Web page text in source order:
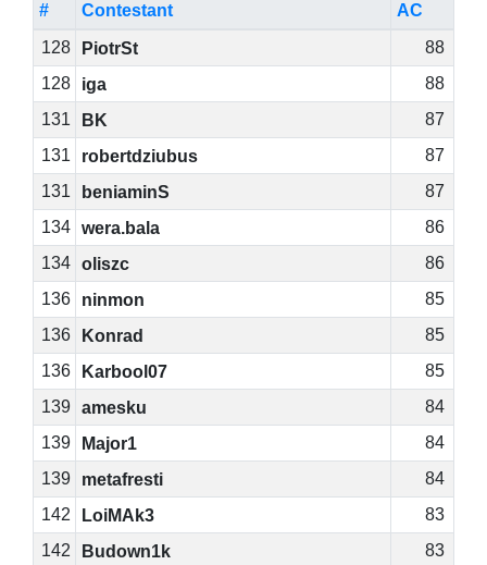
# Contestant
AC
128
PiotrSt
88
128
iga
88
131
BK
87
131
robertdziubus
87
131
beniaminS
87
134 wera.bala
86
134 oliszc
86
136
ninmon
85
136
Konrad
85
136
Karbool07
85
139 amesku
84
139
Major1
84
139
metafresti
84
142
LoiMAk3
83
142
Budown1k
83